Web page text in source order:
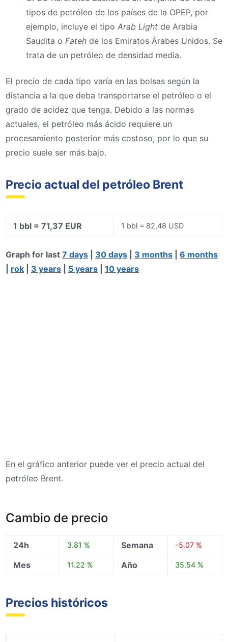
tipos de petróleo de los países de la OPEP, por
ejemplo, incluye el tipo Arab Light de Arabia
Saudita o Fateh de los Emiratos Árabes Unidos. Se
trata de un petróleo de densidad media.
El precio de cada tipo varía en las bolsas según la
distancia a la que deba transportarse el petróleo o el
grado de acidez que tenga. Debido a las normas
actuales, el petróleo más ácido requiere un
procesamiento posterior más costoso, por lo que su
precio suele ser más bajo.
Precio actual del petróleo Brent
1 bbl = 71,37 EUR 1 bbl = 82,48 USD
Graph for last 7 days 30 days 3 months
6 months
rok 3 years 5 years 10 years
En el gráfico anterior puede ver el precio actual del
petróleo Brent.
Cambio de precio
24h 3.81 % Semana -5.07 %
Mes 11.22 % Año 35.54 %
Precios históricos